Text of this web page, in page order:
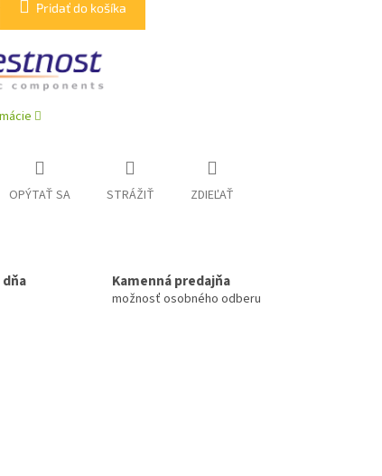
Pridať do košíka
OPÝTAŤ SA STRÁŽIŤ ZDIEĽAŤ
Kamenná predajňa
možnosť osobného odberu